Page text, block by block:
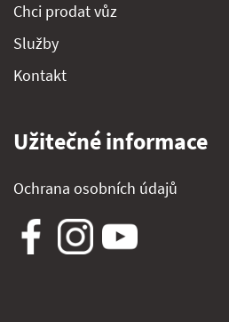
Chci prodat vůz
Služby
Kontakt
Užitečné informace
Ochrana osobních údajů